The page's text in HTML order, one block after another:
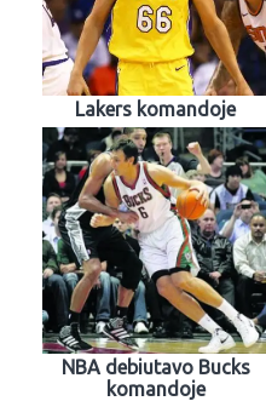
Lakers komandoje
NBA debiutavo Bucks
komandoje